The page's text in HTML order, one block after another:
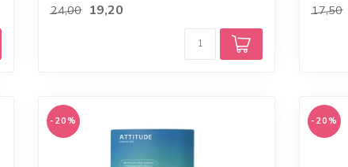
24,00 19,20 17,50
-20% -20%